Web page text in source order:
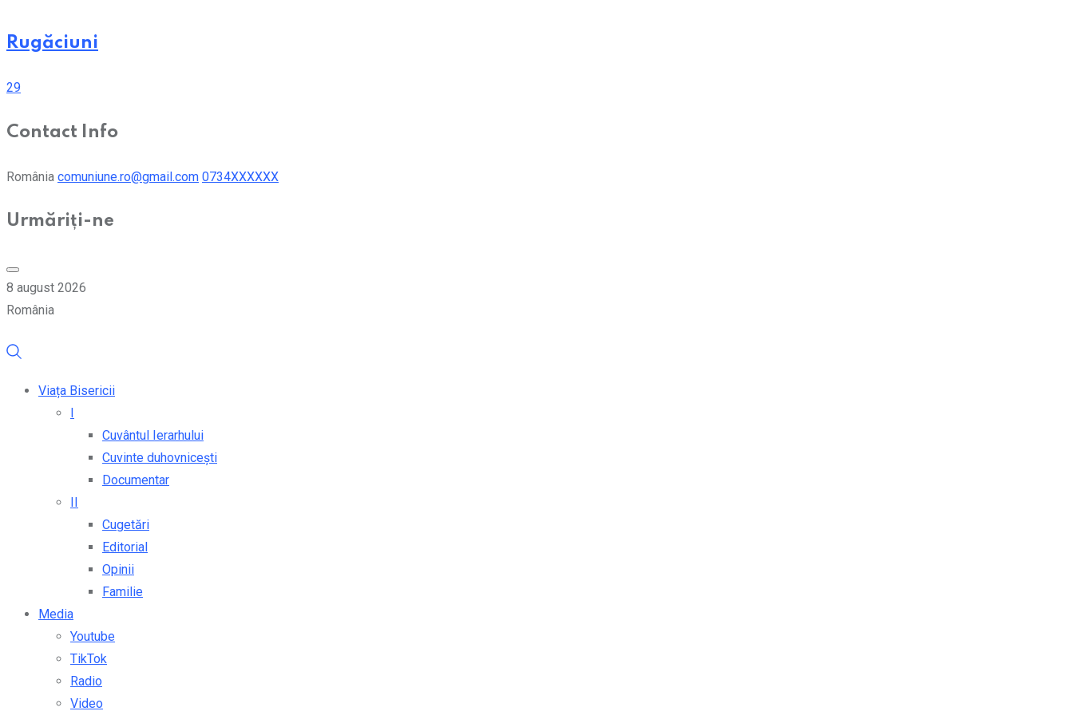
Rugăciuni
29
Contact Info
România comuniune.ro@gmail.com 0734XXXXXX
Urmăriți-ne
8 august 2026
România
Viața Bisericii
Cuvântul Ierarhului
Cuvinte duhovnicești
Documentar
Cugetări
Editorial
Opinii
Familie
Media
Youtube
TikTok
Radio
Video